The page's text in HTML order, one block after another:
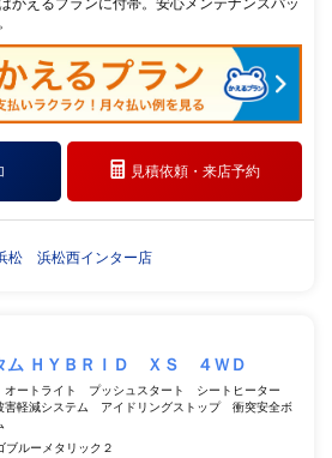
かえるプランに付帯。安心メンテナンスパッ
見積依頼・来店予約
松 浜松西インター店
ム ＨＹＢＲＩＤ ＸＳ ４ＷＤ
ートライト プッシュスタート シートヒーター
軽減システム アイドリングストップ 衝突安全ボ
ブルーメタリック２